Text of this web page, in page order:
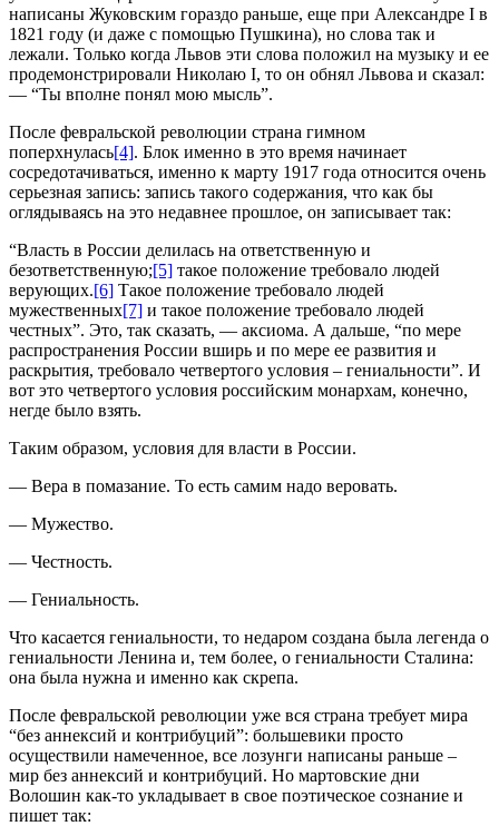
написаны Жуковским гораздо раньше, еще при Александре I в
1821 году (и даже с помощью Пушкина), но слова так и
лежали. Только когда Львов эти слова положил на музыку и ее
продемонстрировали Николаю I, то он обнял Львова и сказал:
— “Ты вполне понял мою мысль”.
После февральской революции страна гимном
поперхнулась[4]. Блок именно в это время начинает
сосредотачиваться, именно к марту 1917 года относится очень
серьезная запись: запись такого содержания, что как бы
оглядываясь на это недавнее прошлое, он записывает так:
“Власть в России делилась на ответственную и
безответственную;[5] такое положение требовало людей
верующих.[6] Такое положение требовало людей
мужественных[7] и такое положение требовало людей
честных”. Это, так сказать, — аксиома. А дальше, “по мере
распространения России вширь и по мере ее развития и
раскрытия, требовало четвертого условия – гениальности”. И
вот это четвертого условия российским монархам, конечно,
негде было взять.
Таким образом, условия для власти в России.
— Вера в помазание. То есть самим надо веровать.
— Мужество.
— Честность.
— Гениальность.
Что касается гениальности, то недаром создана была легенда о
гениальности Ленина и, тем более, о гениальности Сталина:
она была нужна и именно как скрепа.
После февральской революции уже вся страна требует мира
“без аннексий и контрибуций”: большевики просто
осуществили намеченное, все лозунги написаны раньше –
мир без аннексий и контрибуций. Но мартовские дни
Волошин как-то укладывает в свое поэтическое сознание и
пишет так: